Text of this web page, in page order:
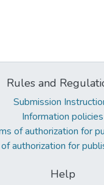
Rules and
Submission
Information policies
of authorization for
authorization for
Help